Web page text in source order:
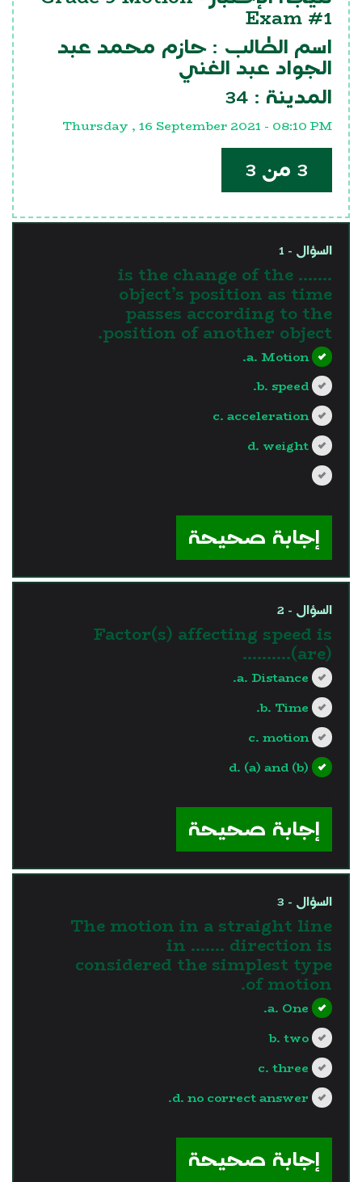
Exam #1
اسم الطالب :حازم محمد عبد
الجواد عبد الغني
المدينة : 34
Thursday , 16 September 2021 - 08:10 PM
3 من 3
السؤال - 1
……. is the change of the
object’s position as time
passes according to the
position of another object.
a. Motion.
b. speed.
c. acceleration
d. weight
إجابة صحيحة
السؤال - 2
Factor(s) affecting speed is
(are)..........
a. Distance.
b. Time.
c. motion
d. (a) and (b)
إجابة صحيحة
السؤال - 3
The motion in a straight line
in ……. direction is
considered the simplest type
of motion.
a. One.
b. two
c. three
d. no correct answer.
إجابة صحيحة